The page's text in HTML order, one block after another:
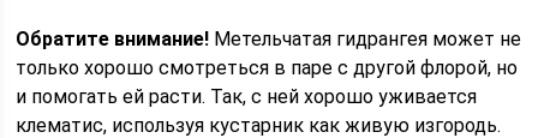
Обратите внимание! Метельчатая гидрангея может не
только хорошо смотреться в паре с другой флорой, но
и помогать ей расти. Так, с ней хорошо уживается
клематис, используя кустарник как живую изгородь.